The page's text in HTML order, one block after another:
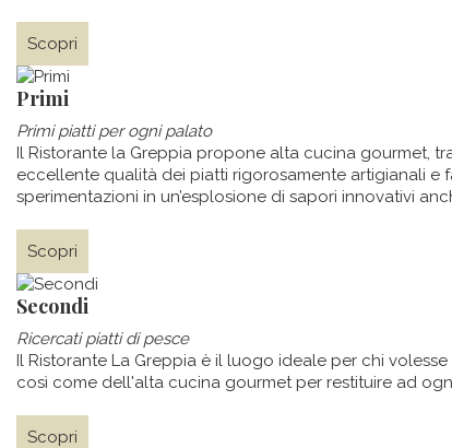
Scopri
Primi
Primi piatti per ogni palato
Il Ristorante la Greppia propone alta cucina gourmet,
eccellente qualità dei piatti rigorosamente artigianali e
sperimentazioni in un’esplosione di sapori innovativi
Scopri
Secondi
Ricercati piatti di pesce
Il Ristorante La Greppia è il luogo ideale per chi
così come dell'alta cucina gourmet per restituire ad
Scopri